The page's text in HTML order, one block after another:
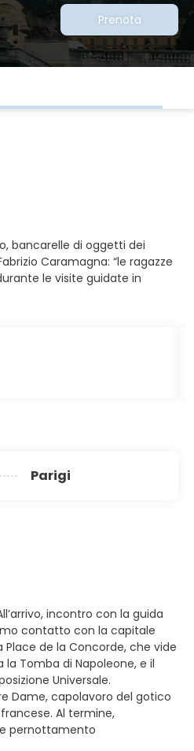
Prenota
bancarelle di oggetti dei
Caramagna: “le ragazze
le visite guidate in
Parigi
incontro con la guida
contatto con la capitale
Place de la Concorde, che vide
la Tomba di Napoleone, e il
Universale.
Dame, capolavoro del gotico
Al termine,
pernottamento